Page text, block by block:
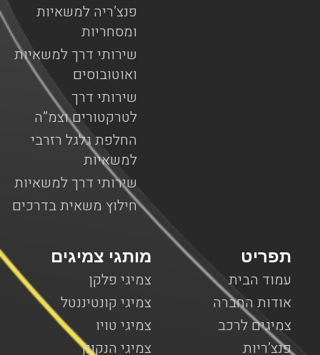
פנצ’ריה למשאיות
ומסחריות
שירותי דרך למשאיות
ואוטובוסים
שירותי דרך
לטרקטורים וצמ”ה
החלפת גלגל רזרבי
למשאיות
שירותי דרך למשאיות
חילוץ משאית בדרכים
מותגי צמיגים
צמיגי פלקן
צמיגי קונטיננטל
צמיגי טויו
צמיגי הנקוק
תפריט
עמוד הבית
אודות החברה
צמיגים לרכב
פנצ’ריות